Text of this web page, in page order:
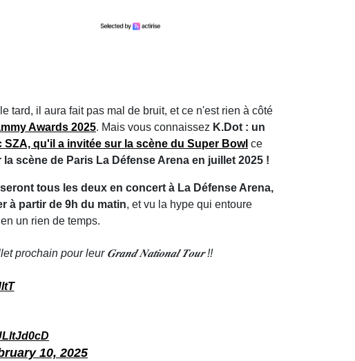
tard, il aura fait pas mal de bruit, et ce n'est rien à côté
Awards 2025. Mais vous connaissez K.Dot : un
SZA, qu'il a invitée sur la scène du Super Bowl ce
scène de Paris La Défense Arena en juillet 2025 !
tous les deux en concert à La Défense Arena,
à partir de 9h du matin, et vu la hype qui entoure
un rien de temps.
pour leur 𝑮𝒓𝒂𝒏𝒅 𝑵𝒂𝒕𝒊𝒐𝒏𝒂𝒍 𝑻𝒐𝒖𝒓 !!
10, 2025